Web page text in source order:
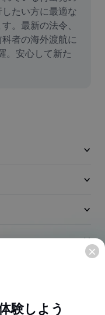
たい方に最適な
。最新の法令、
者の海外渡航に
。安心して新た
験しよう